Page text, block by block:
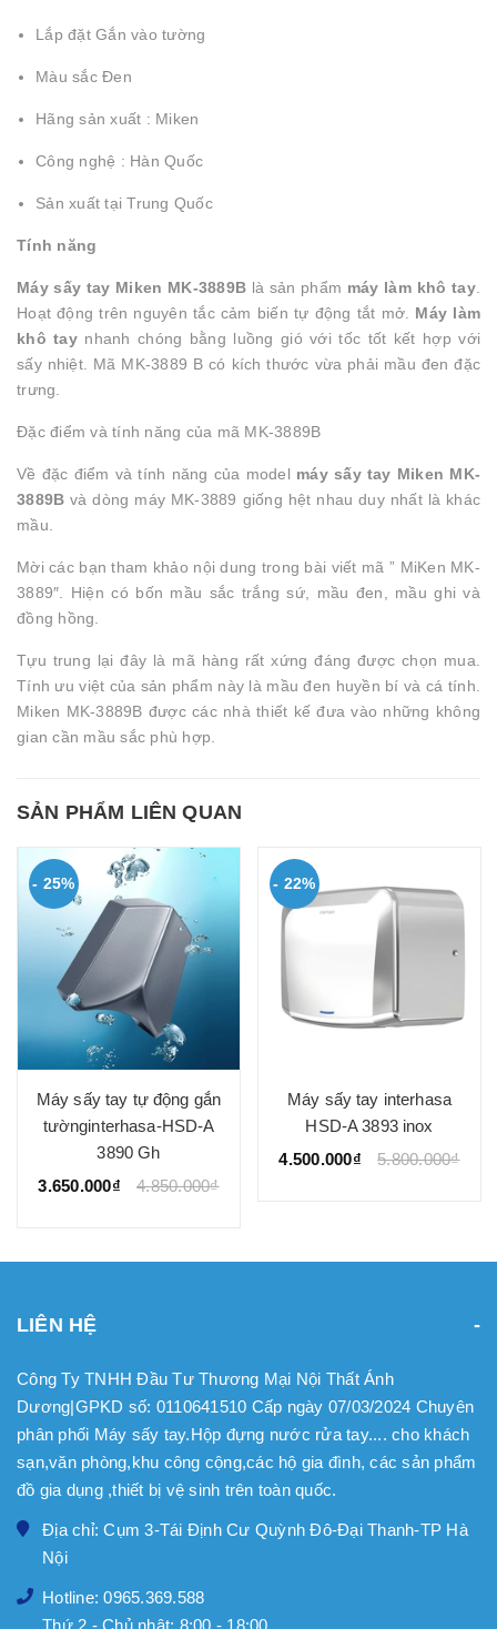
Lắp đặt Gắn vào tường
Màu sắc Đen
Hãng sản xuất : Miken
Công nghệ : Hàn Quốc
Sản xuất tại Trung Quốc
Tính năng
Máy sấy tay Miken MK-3889B là sản phẩm máy làm khô tay.
Hoạt động trên nguyên tắc cảm biến tự động tắt mở. Máy làm
khô taynhanh chóng bằng luồng gió với tốc tốt kết hợp với
sấy nhiệt. Mã MK-3889 B có kích thước vừa phải mầu đen đặc
trưng.
Đặc điểm và tính năng của mã MK-3889B
Về đặc điểm và tính năng của model máy sấy tay Miken MK-
3889B và dòng máy MK-3889 giống hệt nhau duy nhất là khác
mầu.
Mời các bạn tham khảo nội dung trong bài viết mã ” MiKen MK-
3889″. Hiện có bốn mầu sắc trắng sứ, mầu đen, mầu ghi và
đồng hồng.
Tựu trung lại đây là mã hàng rất xứng đáng được chọn mua.
Tính ưu việt của sản phẩm này là mầu đen huyền bí và cá tính.
Miken MK-3889B được các nhà thiết kế đưa vào những không
gian cần mầu sắc phù hợp.
SẢN PHẨM LIÊN QUAN
- 25%
Máy sấy tay tự động gắn
tườnginterhasa-HSD-A
3890 Gh
3.650.000₫
4.850.000₫
- 22%
Máy sấy tay interhasa
HSD-A 3893 inox
4.500.000₫
5.800.000₫
LIÊN HỆ
Công Ty TNHH Đầu Tư Thương Mại Nội Thất Ánh
Dương|GPKD số: 0110641510 Cấp ngày 07/03/2024 Chuyên
phân phối Máy sấy tay.Hộp đựng nước rửa tay.... cho khách
sạn,văn phòng,khu công cộng,các hộ gia đình, các sản phẩm
đồ gia dụng ,thiết bị vệ sinh trên toàn quốc.
Địa chỉ: Cụm 3-Tái Định Cư Quỳnh Đô-Đại Thanh-TP Hà
Nội
Hotline: 0965.369.588
Thứ 2 - Chủ nhật: 8:00 - 18:00